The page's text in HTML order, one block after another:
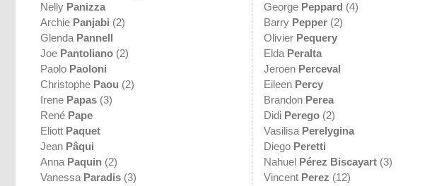
Nelly Panizza
Archie Panjabi (2)
Glenda Pannell
Joe Pantoliano (2)
Paolo Paoloni
Christophe Paou (2)
Irene Papas (3)
René Pape
Eliott Paquet
Jean Pâqui
Anna Paquin (2)
Vanessa Paradis (3)
George Peppard (4)
Barry Pepper (2)
Olivier Pequery
Elda Peralta
Jeroen Perceval
Eileen Percy
Brandon Perea
Didi Perego (2)
Vasilisa Perelygina
Diego Peretti
Nahuel Pérez Biscayart (3)
Vincent Perez (12)